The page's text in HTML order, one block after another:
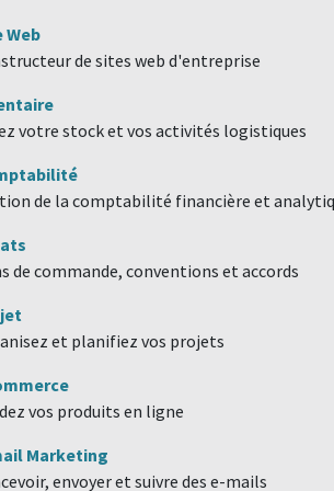
Web
de sites web d'entreprise
votre stock et vos activités logistiques
de la comptabilité financière et
de commande, conventions et accords
et planifiez vos projets
vos produits en ligne
Marketing
envoyer et suivre des e-mails